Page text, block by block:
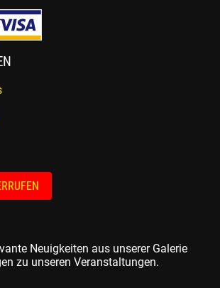
Neuigkeiten aus unserer Galerie
zu unseren Veranstaltungen.